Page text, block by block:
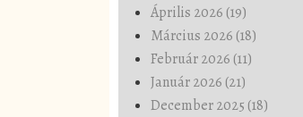
Április 2026 (19)
Március 2026 (18)
Február 2026 (11)
Január 2026 (21)
December 2025 (18)